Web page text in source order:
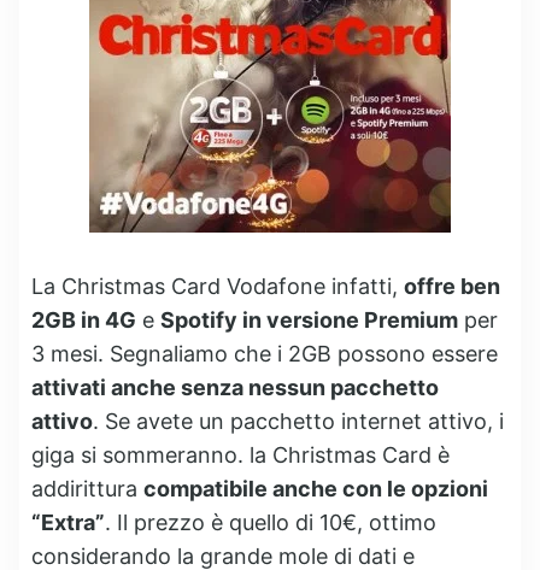
La Christmas Card Vodafone infatti, offre ben
2GB in 4G e Spotify in versione Premium per
3 mesi. Segnaliamo che i 2GB possono essere
attivati anche senza nessun pacchetto
attivo. Se avete un pacchetto internet attivo, i
giga si sommeranno. la Christmas Card è
addirittura compatibile anche con le opzioni
“Extra”. Il prezzo è quello di 10€, ottimo
considerando la grande mole di dati e